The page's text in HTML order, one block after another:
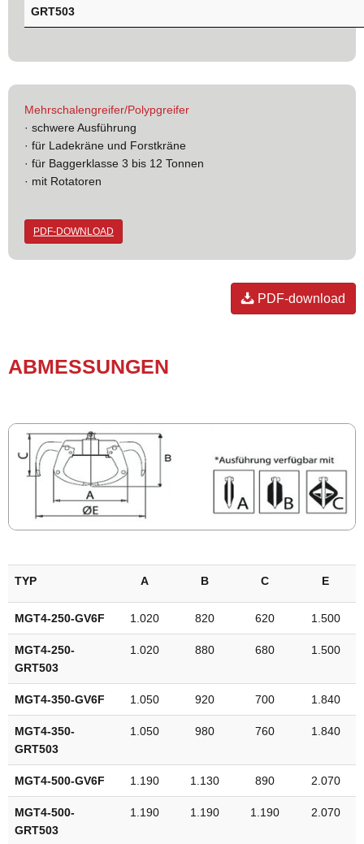
GRT503
Mehrschalengreifer/Polypgreifer
· schwere Ausführung
· für Ladekräne und Forstkräne
· für Baggerklasse 3 bis 12 Tonnen
· mit Rotatoren
PDF-DOWNLOAD
PDF-download
ABMES­SUN­GEN
TYP A B C E
MGT4-250-GV6F 1.020 820 620 1.500
MGT4-250-
GRT503
1.020 880 680 1.500
MGT4-350-GV6F 1.050 920 700 1.840
MGT4-350-
GRT503
1.050 980 760 1.840
MGT4-500-GV6F 1.190 1.130 890 2.070
MGT4-500-
GRT503
1.190 1.190 1.190 2.070